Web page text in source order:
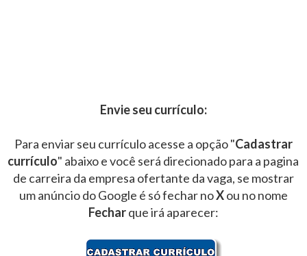
Envie seu currículo:
Para enviar seu currículo acesse a opção "Cadastrar
currículo" abaixo e você será direcionado para a pagina
de carreira da empresa ofertante da vaga, se mostrar
um anúncio do Google é só fechar noXou no nome
Fecharque irá aparecer: